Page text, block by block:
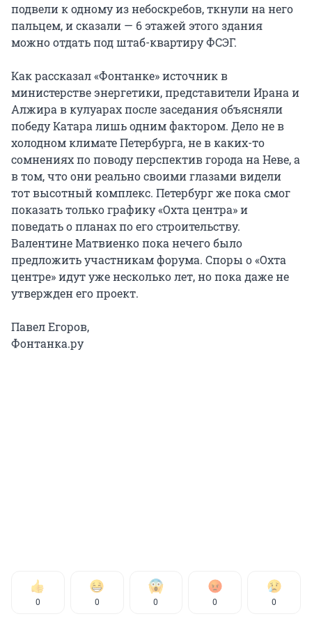
подвели к одному из небоскребов, ткнули на него
пальцем, и сказали — 6 этажей этого здания
можно отдать под штаб-квартиру ФСЭГ.
Как рассказал «Фонтанке» источник в
министерстве энергетики, представители Ирана и
Алжира в кулуарах после заседания объясняли
победу Катара лишь одним фактором. Дело не в
холодном климате Петербурга, не в каких-то
сомнениях по поводу перспектив города на Неве, а
в том, что они реально своими глазами видели
тот высотный комплекс. Петербург же пока смог
показать только графику «Охта центра» и
поведать о планах по его строительству.
Валентине Матвиенко пока нечего было
предложить участникам форума. Споры о «Охта
центре» идут уже несколько лет, но пока даже не
утвержден его проект.
Павел Егоров,
Фонтанка.ру
0 0 0 0 0